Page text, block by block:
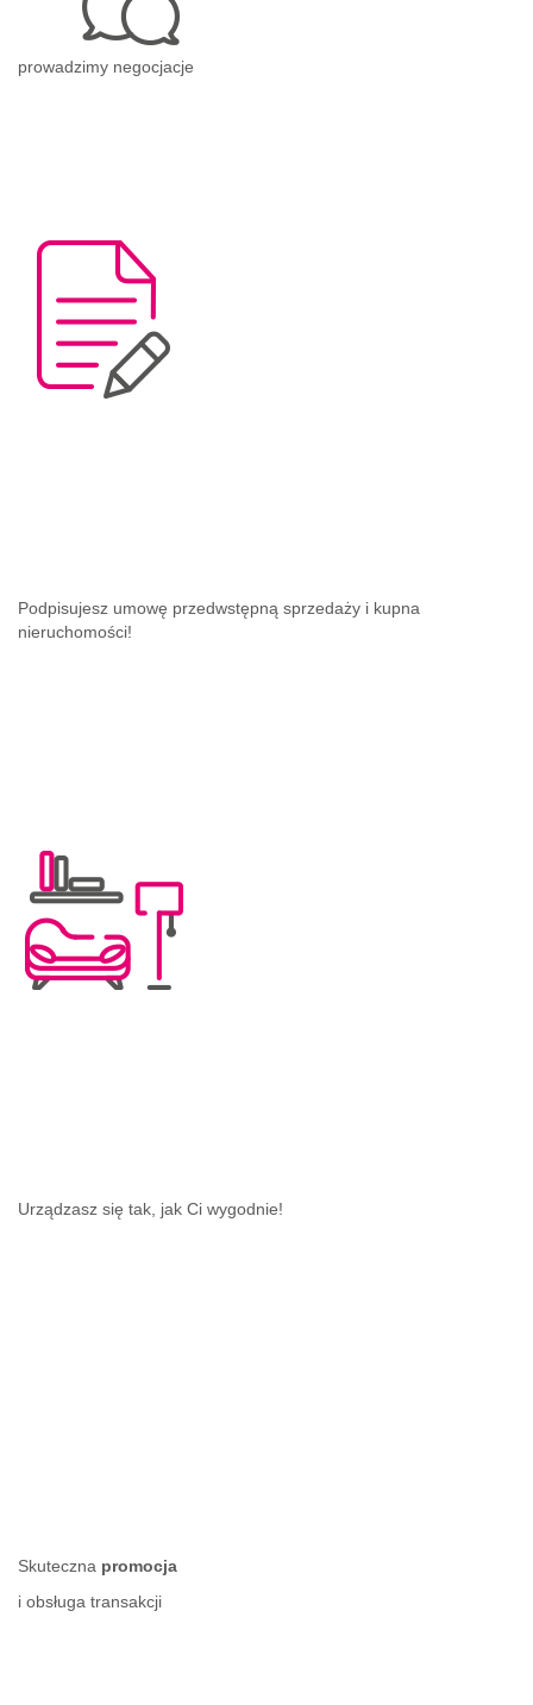
prowadzimy negocjacje
Podpisujesz umowę przedwstępną sprzedaży i kupna
nieruchomości!
Urządzasz się tak, jak Ci wygodnie!
Skuteczna promocja
i obsługa transakcji